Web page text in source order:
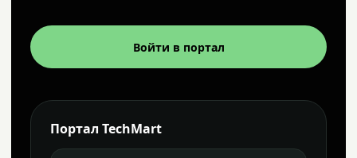
Войти в портал
Портал TechMart